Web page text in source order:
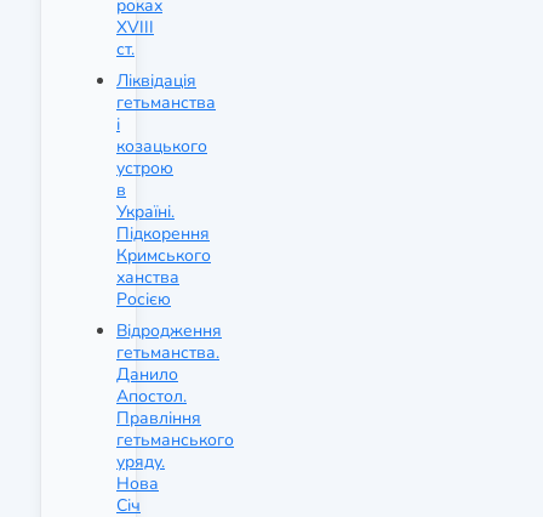
роках
XVIII
ст.
Ліквідація
гетьманства
і
козацького
устрою
в
Україні.
Підкорення
Кримського
ханства
Росією
Відродження
гетьманства.
Данило
Апостол.
Правління
гетьманського
уряду.
Нова
Січ